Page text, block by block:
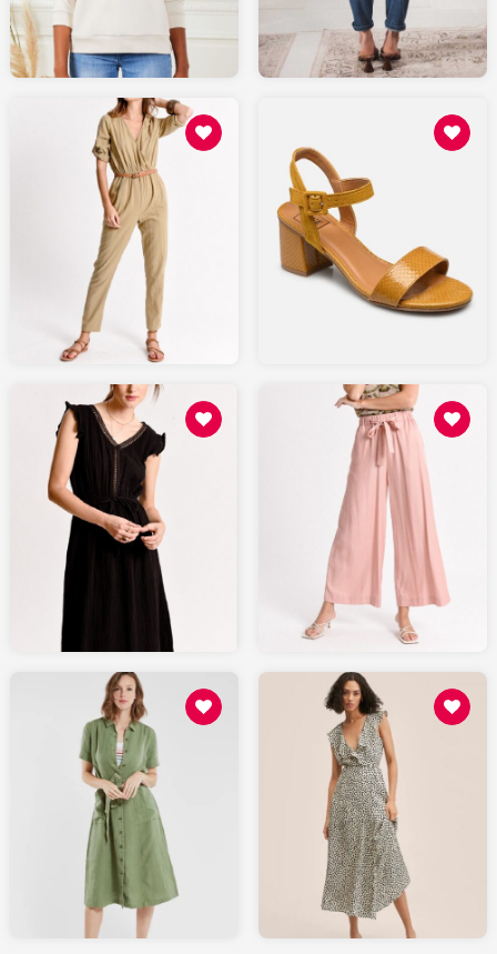
MONSIEURTSHIRT.com LEPANTALON.fr
85.48
MOLLYBRACKEN.fr
SARENZA.com
88.8
MOLLYBRACKEN.fr
MOLLYBRACKEN.fr
139
ARMORLUX.com
69.99
MANGO.com